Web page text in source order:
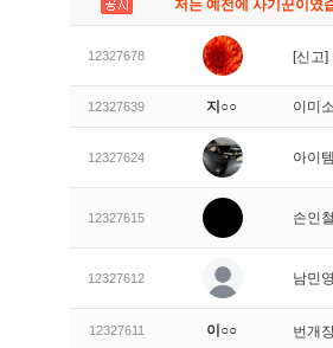
저는 예전에 사기꾼이였
12327678 [신고]
12327639 지○○ 이미
12327624 아이
12327615 손인
12327612 남민
12327611 이○○ 번개